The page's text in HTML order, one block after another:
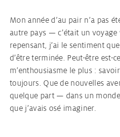
Mon année d’au pair n’a pas
autre pays — c’était un
repensant, j’ai le sentiment
d’être terminée. Peut-être est-
m’enthousiasme le plus :
toujours. Que de nouvelles
quelque part — dans un
que j’avais osé imaginer.